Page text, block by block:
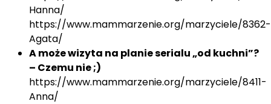
Hanna/
https://www.mammarzenie.org/marzyciele/8362-
Agata/
A może wizyta na planie serialu „od kuchni”?
– Czemu nie ;)
https://www.mammarzenie.org/marzyciele/8411-
Anna/